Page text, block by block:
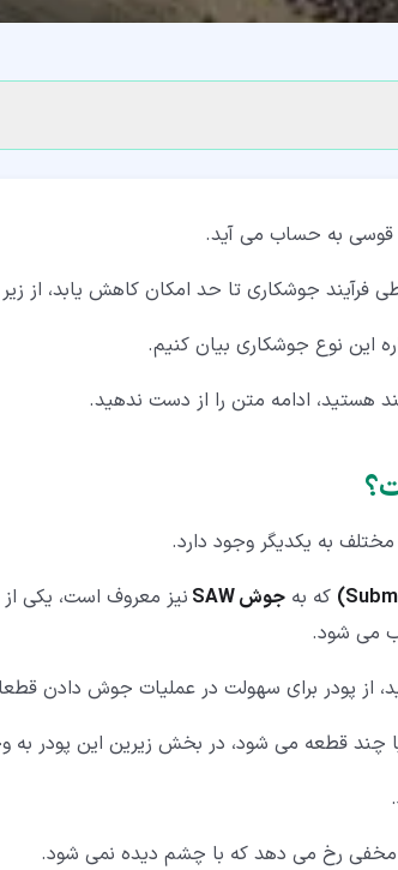
قوسی به حساب می آید.
فرآیند جوشکاری تا حد امکان کاهش یابد، از
این نوع جوشکاری بیان کنیم.
هستید، ادامه متن را از دست ندهید.
به یکدیگر وجود دارد.
که به جوش SAW
نیز معروف است، یکی
می شود.
از پودر برای سهولت در عملیات جوش دادن
چند قطعه می شود، در بخش زیرین این پودر به
مخفی رخ می دهد که با چشم دیده نمی شود.